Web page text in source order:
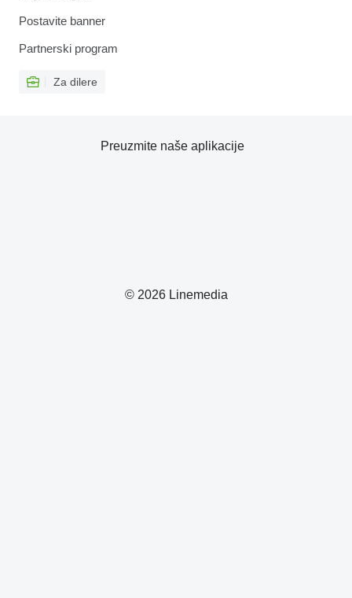
Postavite banner
Partnerski program
Za dilere
© 2026 Linemedia
Preuzmite naše aplikacije